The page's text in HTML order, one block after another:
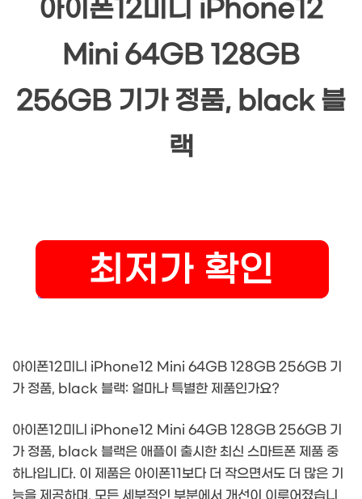
아이폰12미니 iPhone12
Mini 64GB 128GB
256GB 기가 정품, black 블
랙
아이폰12미니 iPhone12 Mini 64GB 128GB 256GB 기
가 정품, black 블랙: 얼마나 특별한 제품인가요?
아이폰12미니 iPhone12 Mini 64GB 128GB 256GB 기
가 정품, black 블랙은 애플이 출시한 최신 스마트폰 제품 중
하나입니다. 이 제품은 아이폰11보다 더 작으면서도 더 많은 기
능을 제공하며, 모든 세부적인 부분에서 개선이 이루어졌습니